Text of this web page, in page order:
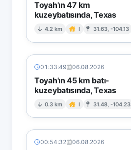
Toyah'ın 47 km
kuzeybatısında, Texas
4.2 km I 31.63, -104.13
01:33:49 06.08.2026
Toyah'ın 45 km batı-
kuzeybatısında, Texas
0.3 km I 31.48, -104.23
00:54:32 06.08.2026